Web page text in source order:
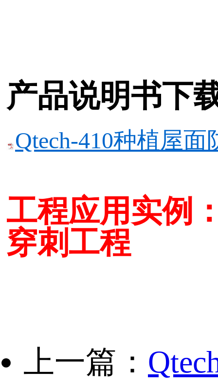
产品说明书下
Qtech-410种植屋
工程应用实例
穿刺工程
上一篇：